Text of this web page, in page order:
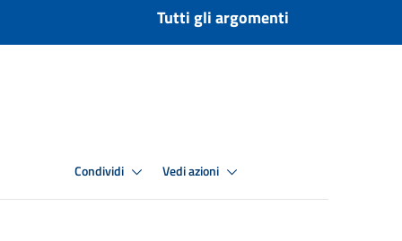
Tutti gli argomenti
Condividi Vedi azioni